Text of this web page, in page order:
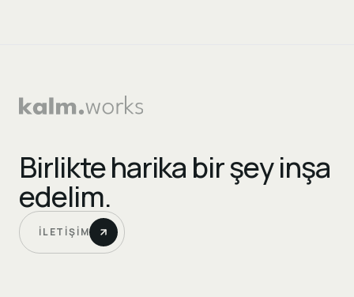
Birlikte harika bir şey inşa
edelim.
İLETIŞIM